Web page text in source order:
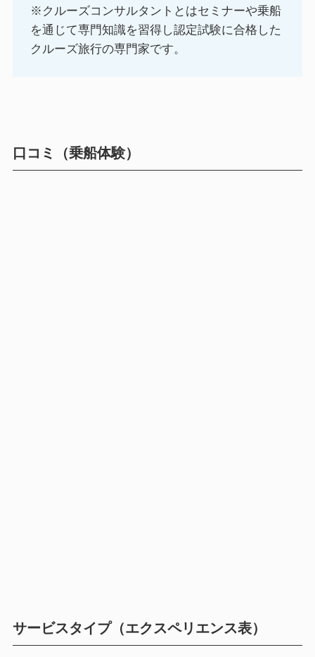
※クルーズコンサルタントとはセミナーや乗船
を通じて専門知識を習得し認定試験に合格した
クルーズ旅行の専門家です。
口コミ（乗船体験）
サービスタイプ（エクスペリエンス表）